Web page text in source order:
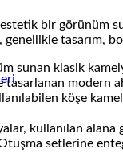
bir görünüm
tasarım,
sunan klasik
modern
köşe
kullanılan alana
setlerine